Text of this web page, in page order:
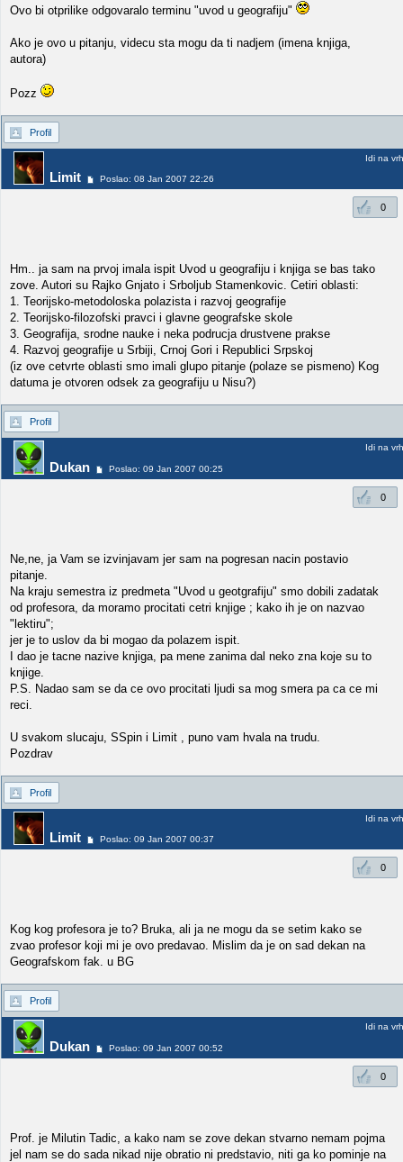
Ovo bi otprilike odgovaralo terminu "uvod u geografiju"
Ako je ovo u pitanju, videcu sta mogu da ti nadjem (imena knjiga,
autora)
Pozz
Profil
Limit Poslao: 08 Jan 2007 22:26
Idi na vrh
0
Hm.. ja sam na prvoj imala ispit Uvod u geografiju i knjiga se bas tako
zove. Autori su Rajko Gnjato i Srboljub Stamenkovic. Cetiri oblasti:
1. Teorijsko-metodoloska polazista i razvoj geografije
2. Teorijsko-filozofski pravci i glavne geografske skole
3. Geografija, srodne nauke i neka podrucja drustvene prakse
4. Razvoj geografije u Srbiji, Crnoj Gori i Republici Srpskoj
(iz ove cetvrte oblasti smo imali glupo pitanje (polaze se pismeno) Kog
datuma je otvoren odsek za geografiju u Nisu?)
Profil
Dukan Poslao: 09 Jan 2007 00:25
Idi na vrh
0
Ne,ne, ja Vam se izvinjavam jer sam na pogresan nacin postavio
pitanje.
Na kraju semestra iz predmeta "Uvod u geotgrafiju" smo dobili zadatak
od profesora, da moramo procitati cetri knjige ; kako ih je on nazvao
"lektiru";
jer je to uslov da bi mogao da polazem ispit.
I dao je tacne nazive knjiga, pa mene zanima dal neko zna koje su to
knjige.
P.S. Nadao sam se da ce ovo procitati ljudi sa mog smera pa ca ce mi
reci.
U svakom slucaju, SSpin i Limit , puno vam hvala na trudu.
Pozdrav
Profil
Limit Poslao: 09 Jan 2007 00:37
Idi na vrh
0
Kog kog profesora je to? Bruka, ali ja ne mogu da se setim kako se
zvao profesor koji mi je ovo predavao. Mislim da je on sad dekan na
Geografskom fak. u BG
Profil
Dukan Poslao: 09 Jan 2007 00:52
Idi na vrh
0
Prof. je Milutin Tadic, a kako nam se zove dekan stvarno nemam pojma
jel nam se do sada nikad nije obratio ni predstavio, niti ga ko pominje na